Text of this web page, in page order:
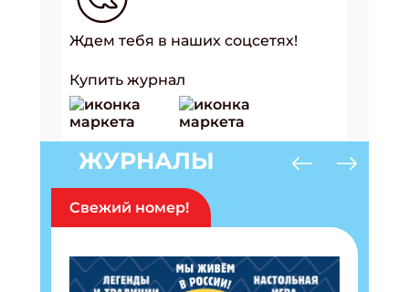
Ждем тебя в наших соцсетях!
Купить журнал
ЖУРНАЛЫ
Свежий номер!